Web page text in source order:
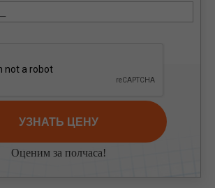
УЗНАТЬ ЦЕНУ
Оценим за полчаса!